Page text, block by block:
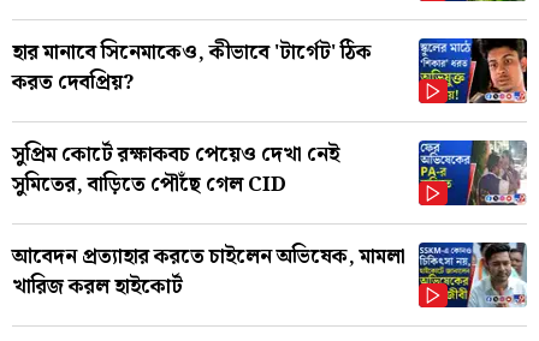
হার মানাবে সিনেমাকেও, কীভাবে 'টার্গেট' ঠিক
করত দেবপ্রিয়?
সুপ্রিম কোর্টে রক্ষাকবচ পেয়েও দেখা নেই
সুমিতের, বাড়িতে পৌঁছে গেল CID
আবেদন প্রত্যাহার করতে চাইলেন অভিষেক, মামলা
খারিজ করল হাইকোর্ট